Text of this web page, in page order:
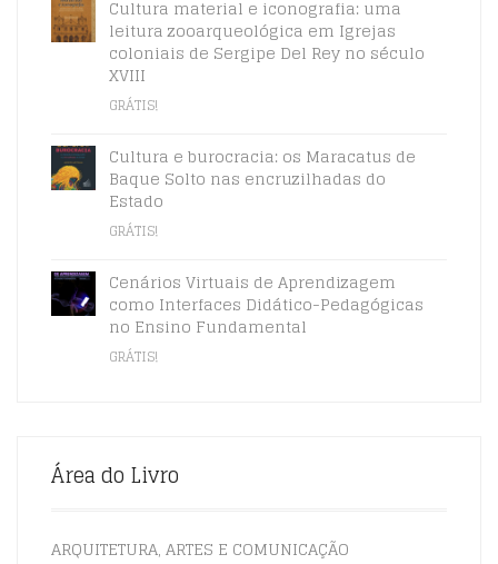
Cultura material e iconografia: uma
leitura zooarqueológica em Igrejas
coloniais de Sergipe Del Rey no século
XVIII
GRÁTIS!
Cultura e burocracia: os Maracatus de
Baque Solto nas encruzilhadas do
Estado
GRÁTIS!
Cenários Virtuais de Aprendizagem
como Interfaces Didático-Pedagógicas
no Ensino Fundamental
GRÁTIS!
Área do Livro
ARQUITETURA, ARTES E COMUNICAÇÃO